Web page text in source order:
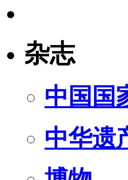
杂志
中国国
中华遗